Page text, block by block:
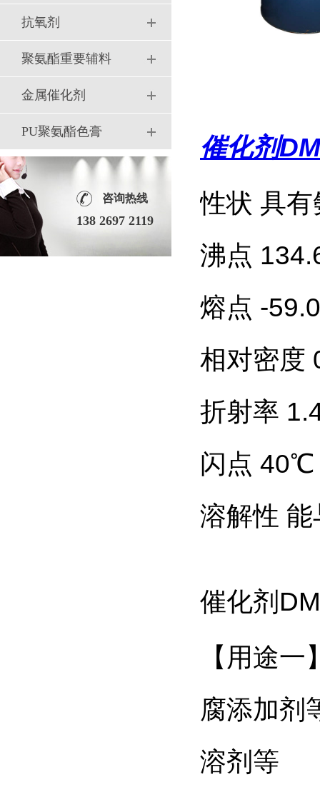
抗氧剂
聚氨酯重要辅料
金属催化剂
PU聚氨酯色膏
咨询热线
138 2697 2119
催化剂
性状 具
沸点
熔点 -
相对密度
折射率
闪点 40℃
溶解性
催化剂
【用途
腐添加剂
溶剂等